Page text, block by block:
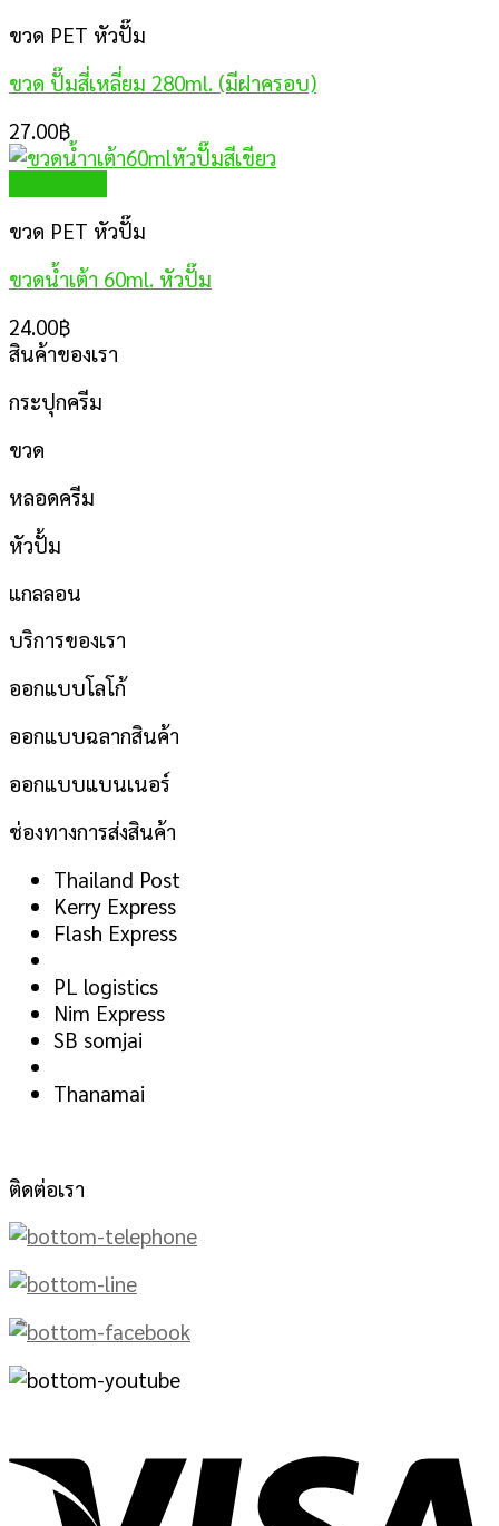
ขวด PET หัวปั๊ม
ขวด ปั๊มสี่เหลี่ยม 280ml. (มีฝาครอบ)
27.00฿
ขวด PET หัวปั๊ม
ขวดน้ำเต้า 60ml. หัวปั๊ม
24.00฿
สินค้าของเรา
กระปุกครีม
ขวด
หลอดครีม
หัวปั้ม
แกลลอน
บริการของเรา
ออกแบบโลโก้
ออกแบบฉลากสินค้า
ออกแบบแบนเนอร์
ช่องทางการส่งสินค้า
Thailand Post
Kerry Express
Flash Express
PL logistics
Nim Express
SB somjai
Thanamai
ติดต่อเรา